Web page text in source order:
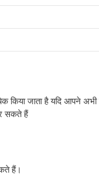
किया जाता है यदि आपने
सकते हैं
हैं।